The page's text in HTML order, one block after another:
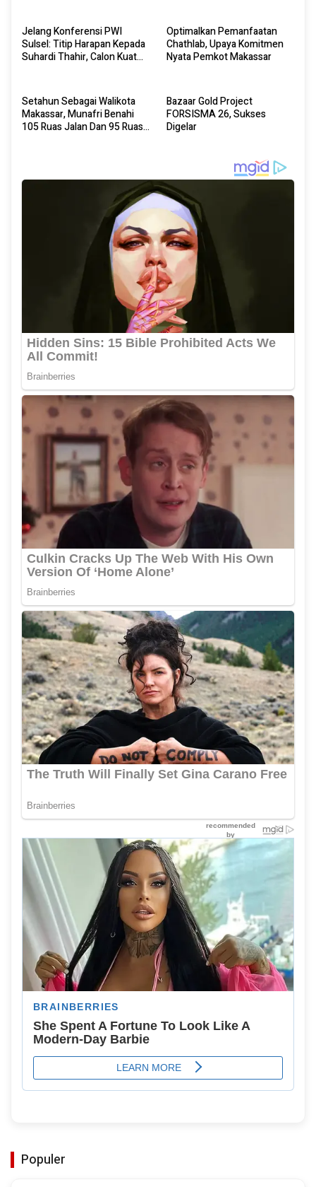
Jelang Konferensi PWI
Sulsel: Titip Harapan Kepada
Suhardi Thahir, Calon Kuat
Optimalkan Pemanfaatan
Chathlab, Upaya Komitmen
Nyata Pemkot Makassar
Setahun Sebagai Walikota
Makassar, Munafri Benahi
105 Ruas Jalan Dan 95 Ruas
Bazaar Gold Project
FORSISMA 26, Sukses
Digelar
Populer